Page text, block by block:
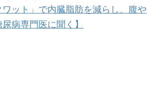
ワット」で内臓脂肪を減らし、腹や
病専門医に聞く】